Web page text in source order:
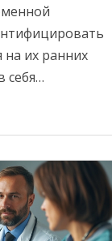
на их ранних
себя
диагностику и
типов
помочь в
проблем и в